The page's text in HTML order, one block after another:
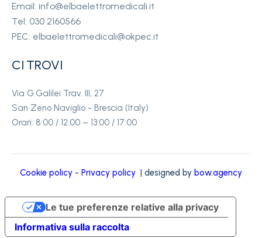
Email: info@elbaelettromedicali.it
Tel: 030 2160566
PEC: elbaelettromedicali@okpec.it
CI TROVI
Via G.Galilei Trav. III, 27
San Zeno Naviglio - Brescia (Italy)
Orari: 8:00 / 12:00 – 13:00 / 17:00
Cookie policy - Privacy policy | designed by bow.agency
Informativa sulla raccolta
Le tue preferenze relative alla privacy